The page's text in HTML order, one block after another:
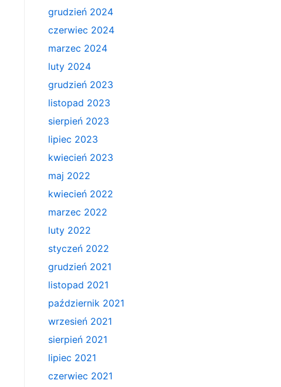
grudzień 2024
czerwiec 2024
marzec 2024
luty 2024
grudzień 2023
listopad 2023
sierpień 2023
lipiec 2023
kwiecień 2023
maj 2022
kwiecień 2022
marzec 2022
luty 2022
styczeń 2022
grudzień 2021
listopad 2021
październik 2021
wrzesień 2021
sierpień 2021
lipiec 2021
czerwiec 2021